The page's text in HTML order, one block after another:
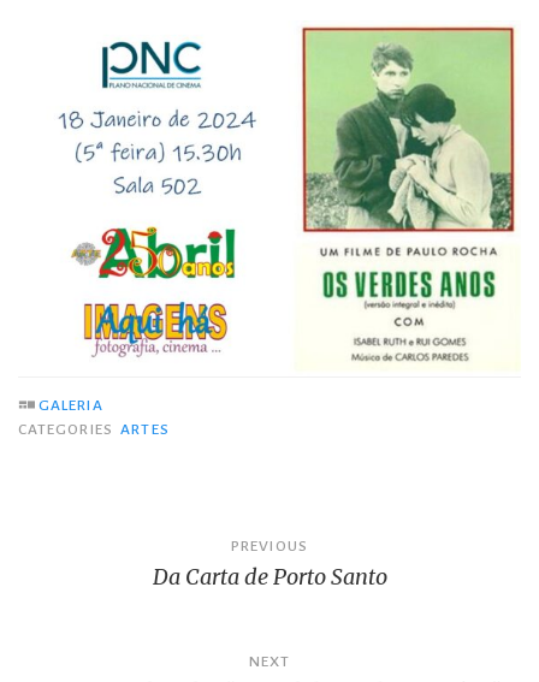
GALERIA
CATEGORIES ARTES
PREVIOUS
Da Carta de Porto Santo
NEXT